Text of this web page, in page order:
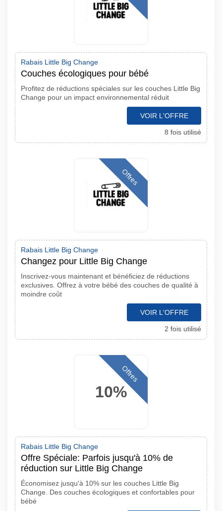
Rabais Little Big Change
Couches écologiques pour bébé
Profitez de réductions spéciales sur les couches Little Big
Change pour un impact environnemental réduit
VOIR L'OFFRE
8 fois utilisé
Offres
Rabais Little Big Change
Changez pour Little Big Change
Inscrivez-vous maintenant et bénéficiez de réductions
exclusives. Offrez à votre bébé des couches de qualité à
moindre coût
VOIR L'OFFRE
2 fois utilisé
10%
Offres
Rabais Little Big Change
Offre Spéciale: Parfois jusqu'à 10% de
réduction sur Little Big Change
Économisez jusqu'à 10% sur les couches Little Big
Change. Des couches écologiques et confortables pour
bébé